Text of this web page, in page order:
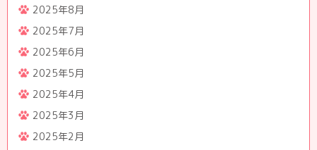
2025年8月
2025年7月
2025年6月
2025年5月
2025年4月
2025年3月
2025年2月